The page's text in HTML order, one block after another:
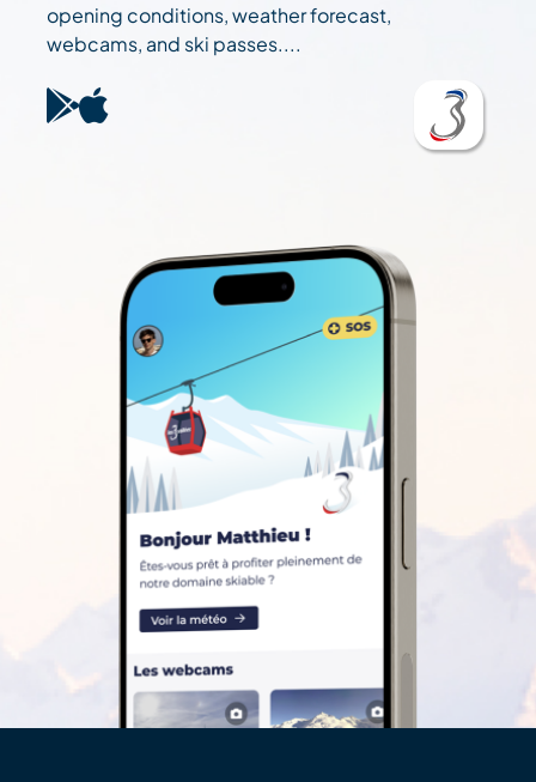
opening conditions, weather forecast,
webcams, and ski passes....